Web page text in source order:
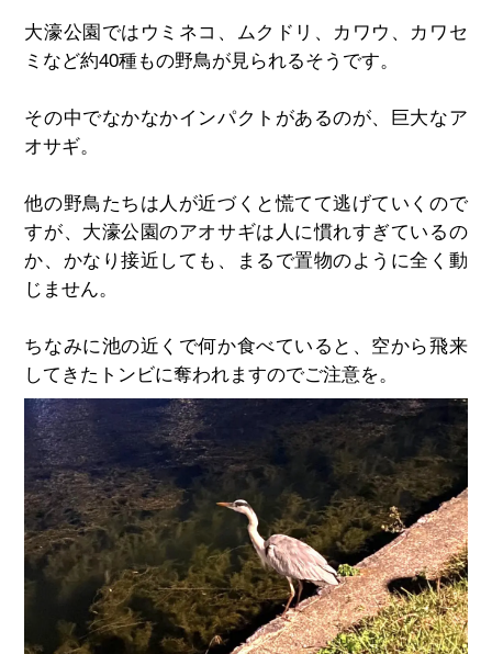
大濠公園ではウミネコ、ムクドリ、カワウ、カワセ
ミなど約40種もの野鳥が見られるそうです。
その中でなかなかインパクトがあるのが、巨大なア
オサギ。
他の野鳥たちは人が近づくと慌てて逃げていくので
すが、大濠公園のアオサギは人に慣れすぎているの
か、かなり接近しても、まるで置物のように全く動
じません。
ちなみに池の近くで何か食べていると、空から飛来
してきたトンビに奪われますのでご注意を。